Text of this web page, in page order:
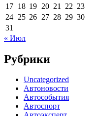
17 18 19 20 21 22 23
24 25 26 27 28 29 30
31
« Июл
Рубрики
Uncategorized
Автоновости
Автособытия
Автоспорт